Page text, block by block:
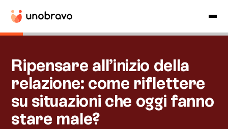
Ripensare all’inizio della
relazione: come riflettere
su situazioni che oggi fanno
stare male?